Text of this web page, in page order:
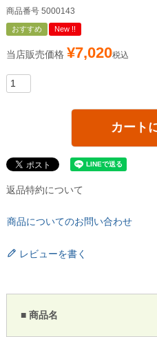
商品番号 5000143
おすすめ New !!
当店販売価格 ¥7,020税込
カート
返品特約について
商品についてのお問い合わせ
レビューを書く
■ 商品名